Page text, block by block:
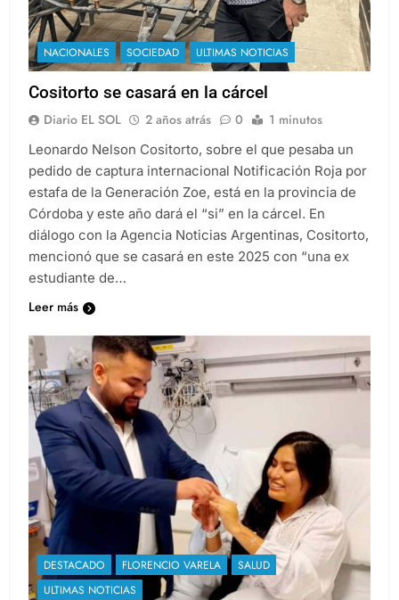
NACIONALES SOCIEDAD ULTIMAS NOTICIAS
Cositorto se casará en la cárcel
Diario EL SOL 2 años atrás 0 1 minutos
Leonardo Nelson Cositorto, sobre el que pesaba un
pedido de captura internacional Notificación Roja por
estafa de la Generación Zoe, está en la provincia de
Córdoba y este año dará el “si” en la cárcel. En
diálogo con la Agencia Noticias Argentinas, Cositorto,
mencionó que se casará en este 2025 con “una ex
estudiante de…
Leer más
DESTACADO FLORENCIO VARELA
SALUD
ULTIMAS NOTICIAS